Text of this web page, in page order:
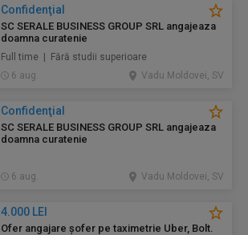
Confidenţial
SC SERALE BUSINESS GROUP SRL angajeaza
doamna curatenie
Full time | Fără studii superioare
6 aug.
Vadu Moldovei, SV
Confidenţial
SC SERALE BUSINESS GROUP SRL angajeaza
doamna curatenie
6 aug. Vadu Moldovei, SV
4.000 LEI
Ofer angajare șofer pe taximetrie Uber, Bolt.